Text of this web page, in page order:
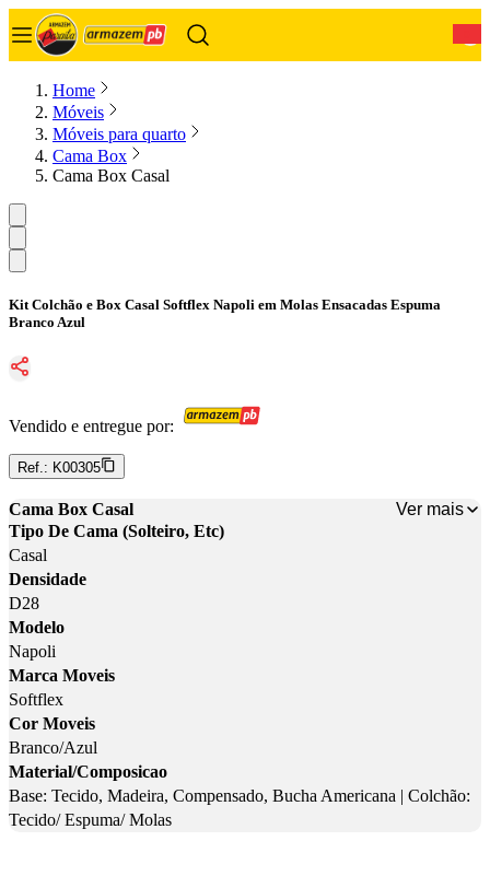
Home
Móveis
Móveis para quarto
Cama Box
Cama Box Casal
Kit Colchão e Box Casal Softflex Napoli em Molas Ensacadas Espuma
Branco Azul
Vendido e entregue por:
Ref.: K00305
Cama Box Casal
Ver mais
Tipo De Cama (Solteiro, Etc)
Casal
Densidade
D28
Modelo
Napoli
Marca Moveis
Softflex
Cor Moveis
Branco/Azul
Material/Composicao
Base: Tecido, Madeira, Compensado, Bucha Americana | Colchão:
Tecido/ Espuma/ Molas